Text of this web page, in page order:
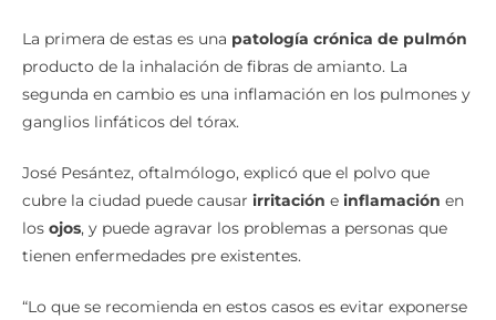
La primera de estas es una patología crónica de pulmón
producto de la inhalación de fibras de amianto. La
segunda en cambio es una inflamación en los pulmones y
ganglios linfáticos del tórax.
José Pesántez, oftalmólogo, explicó que el polvo que
cubre la ciudad puede causar irritación e inflamación en
los ojos, y puede agravar los problemas a personas que
tienen enfermedades pre existentes.
“Lo que se recomienda en estos casos es evitar exponerse